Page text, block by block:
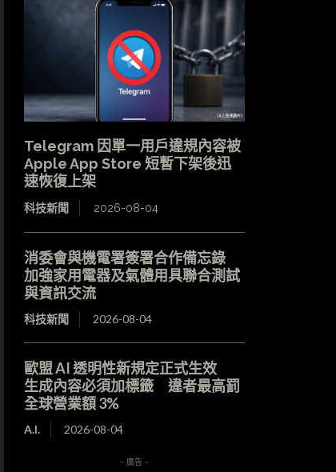
Telegram 因單一用戶違規內容被
Apple App Store 短暫下架後迅
速恢復上架
科技新聞 2026-08-04
消委會與機電署簽署合作備忘錄
加強家用電器及氣體用具聯合測試
與資訊交流
科技新聞 2026-08-04
歐盟 AI 透明性新規定正式生效
生成內容必須加標籤 違者最高罰
全球營業額 3%
A.I. 2026-08-04
- 廣告 -